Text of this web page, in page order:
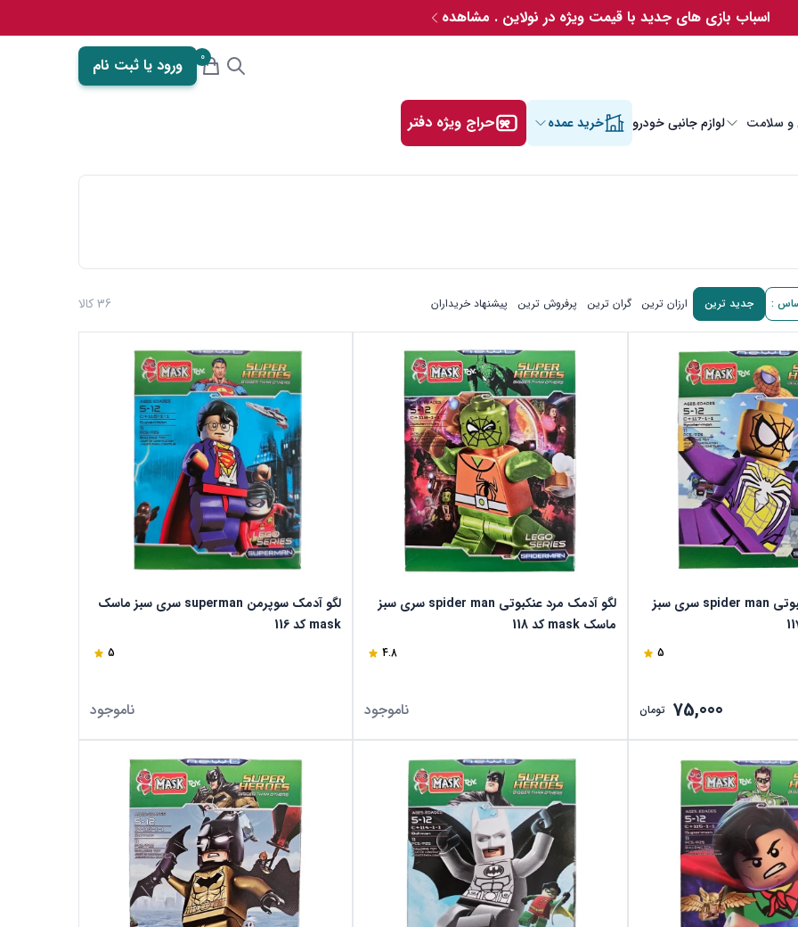
اسباب بازی های جدید با قیمت ویژه در نولاین . مشاهده
و سلامت لوازم جانبی خودرو خرید عمده حراج ویژه دفتر
0 ورود یا ثبت نام
: جدید ترین ارزان ترین گران ترین پرفروش ترین پیشنهاد خریداران 36 کالا
لگو آدمک مرد عنکبوتی spider man سری سبز
5
75,000 تومان
لگو آدمک مرد عنکبوتی spider man سری سبز
ماسک mask کد 118
4.8
ناموجود
لگو آدمک سوپرمن superman سری سبز ماسک
mask کد 116
5
ناموجود